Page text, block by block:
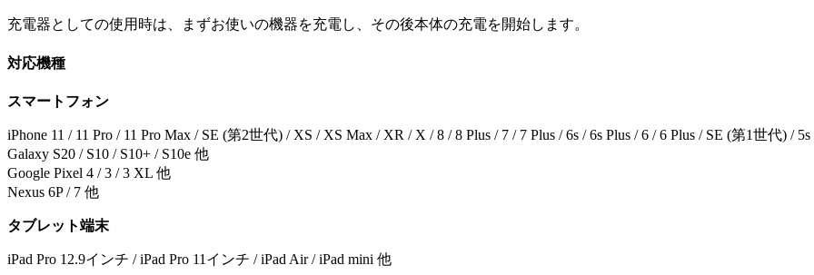
充電器としての使用時は、まずお使いの機器を充電し、その後本体の充電を開始します。
対応機種
スマートフォン
iPhone 11 / 11 Pro / 11 Pro Max / SE (第2世代) / XS / XS Max / XR / X / 8 / 8 Plus / 7 / 7 Plus / 6s / 6s Plus / 6 / 6 Plus / SE (第1世代) / 5s
Galaxy S20 / S10 / S10+ / S10e 他
Google Pixel 4 / 3 / 3 XL 他
Nexus 6P / 7 他
タブレット端末
iPad Pro 12.9インチ / iPad Pro 11インチ / iPad Air / iPad mini 他